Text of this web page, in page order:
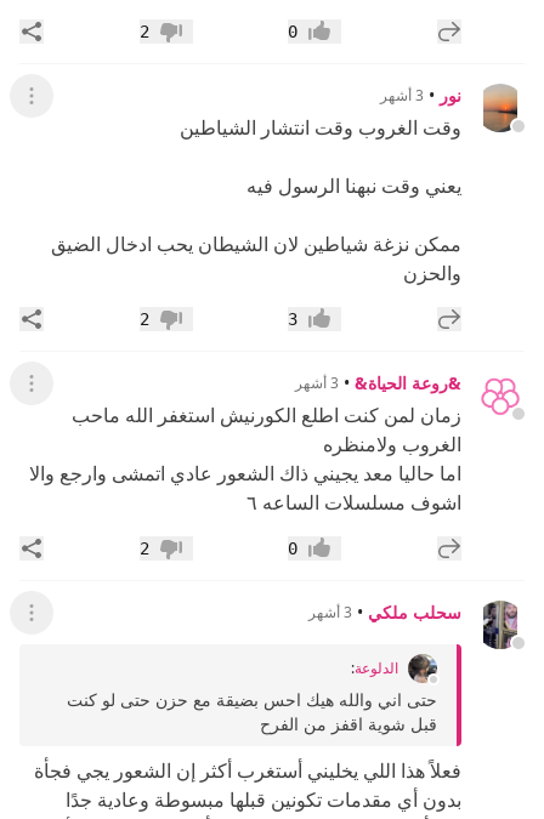
إضافة رد جديد إعجاب0 عدم إعجاب
2
نور • 3 أشهر عرض
وقت الغروب وقت انتشار الشياطين
يعني وقت نبهنا الرسول فيه
ممكن نزغة شياطين لان الشيطان يحب ادخال الضيق
والحزن
إضافة رد جديد إعجاب3 عدم إعجاب
2
&روعة الحياة& • 3 أشهر عرض
زمان لمن كنت اطلع الكورنيش استغفر الله ماحب
الغروب ولامنظره
اما حاليا معد يجيني ذاك الشعور عادي اتمشى وارجع والا
اشوف مسلسلات الساعه ٦
إضافة رد جديد إعجاب0 عدم إعجاب
2
سحلب ملكي • 3 أشهر عرض
الدلوعة:
حتى اني والله هيك احس بضيقة مع حزن حتى لو كنت
قبل شوية اقفز من الفرح
فعلاً هذا اللي يخليني أستغرب أكثر إن الشعور يجي فجأة
بدون أي مقدمات تكونين قبلها مبسوطة وعادية جدًا